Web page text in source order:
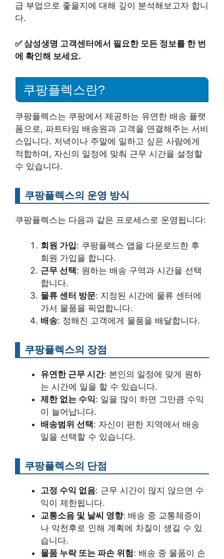
급 부업으로 좋을지에 대해 깊이 분석해보고자 합니
다.
✅삼성생명 고객센터에서 필요한 모든 정보를 한 번
에 확인해 보세요.
쿠팡플렉스란?
쿠팡플렉스는 쿠팡에서 제공하는 유연한 배송 플랫
폼으로, 파트타임 배송원과 고객을 연결해주는 서비
스입니다. 저녁이나 주말에 일하고 싶은 사람에게
적합하며, 자신의 일정에 맞춰 근무 시간을 설정할
수 있습니다.
쿠팡플렉스의 운영 방식
쿠팡플렉스는 다음과 같은 프로세스로 운영됩니다:
회원 가입: 쿠팡플렉스 앱을 다운로드한 후
회원 가입을 합니다.
근무 선택: 원하는 배송 구역과 시간을 선택
합니다.
물류 센터 방문: 지정된 시간에 물류 센터에
가서 물품을 픽업합니다.
배송: 정해진 고객에게 물품을 배달합니다.
쿠팡플렉스의 장점
유연한 근무 시간: 본인의 일정에 맞게 원하
는 시간에 일을 할 수 있습니다.
제한 없는 수익: 일을 많이 하면 그만큼 수익
이 늘어납니다.
배송범위 선택: 자신이 편한 지역에서 배송
일을 선택할 수 있습니다.
쿠팡플렉스의 단점
고정 수익 없음: 근무 시간이 많지 않으면 수
익이 제한됩니다.
교통소음 및 날씨 영향: 배송 중 교통체증이
나 악천후로 인해 계획에 차질이 생길 수 있
습니다.
물품 누락 또는 파손 위험: 배송 중 물품이 손